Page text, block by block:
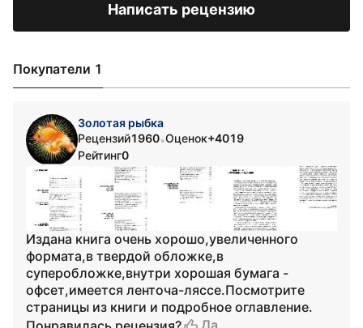
Написать рецензию
Покупатели 1
Золотая рыбка
Рецензий1960•Оценок+4019
Рейтинг0
Издана книга очень хорошо,увеличенного
формата,в твердой обложке,в
суперобложке,внутри хорошая бумага -
офсет,имеется ленточа-ляссе.Посмотрите
страницы из книги и подробное оглавление.
Да